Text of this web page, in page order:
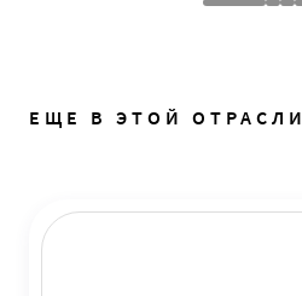
ЕЩЕ В ЭТОЙ ОТРАСЛИ